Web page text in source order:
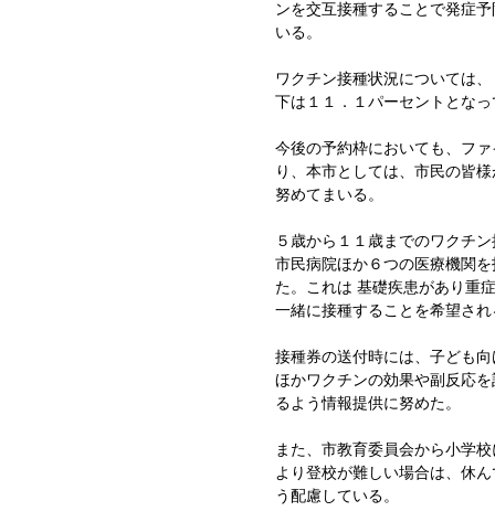
ンを交互接種することで発症
いる。
ワクチン接種状況については
下は１１．１パーセントとな
今後の予約枠においても、フ
り、本市としては、市民の皆
努めてまいる。
５歳から１１歳までのワクチ
市民病院ほか６つの医療機関
た。これは 基礎疾患があり重
一緒に接種することを希望さ
接種券の送付時には、子ども
ほかワクチンの効果や副反応
るよう情報提供に努めた。
また、市教育委員会から小学
より登校が難しい場合は、休
う配慮している。